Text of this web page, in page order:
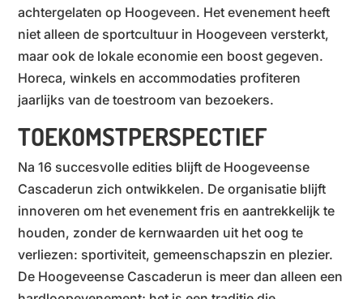
achtergelaten op Hoogeveen. Het evenement heeft
niet alleen de sportcultuur in Hoogeveen versterkt,
maar ook de lokale economie een boost gegeven.
Horeca, winkels en accommodaties profiteren
jaarlijks van de toestroom van bezoekers.
TOEKOMSTPERSPECTIEF
Na 16 succesvolle edities blijft de Hoogeveense
Cascaderun zich ontwikkelen. De organisatie blijft
innoveren om het evenement fris en aantrekkelijk te
houden, zonder de kernwaarden uit het oog te
verliezen: sportiviteit, gemeenschapszin en plezier.
De Hoogeveense Cascaderun is meer dan alleen een